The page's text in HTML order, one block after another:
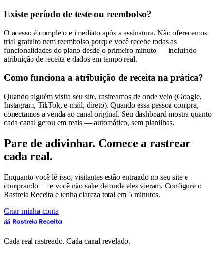
Existe período de teste ou reembolso?
O acesso é completo e imediato após a assinatura. Não oferecemos
trial gratuito nem reembolso porque você recebe todas as
funcionalidades do plano desde o primeiro minuto — incluindo
atribuição de receita e dados em tempo real.
Como funciona a atribuição de receita na prática?
Quando alguém visita seu site, rastreamos de onde veio (Google,
Instagram, TikTok, e-mail, direto). Quando essa pessoa compra,
conectamos a venda ao canal original. Seu dashboard mostra quanto
cada canal gerou em reais — automático, sem planilhas.
Pare de adivinhar. Comece a rastrear
cada real.
Enquanto você lê isso, visitantes estão entrando no seu site e
comprando — e você não sabe de onde eles vieram. Configure o
Rastreia Receita e tenha clareza total em 5 minutos.
Criar minha conta
Cada real rastreado. Cada canal revelado.